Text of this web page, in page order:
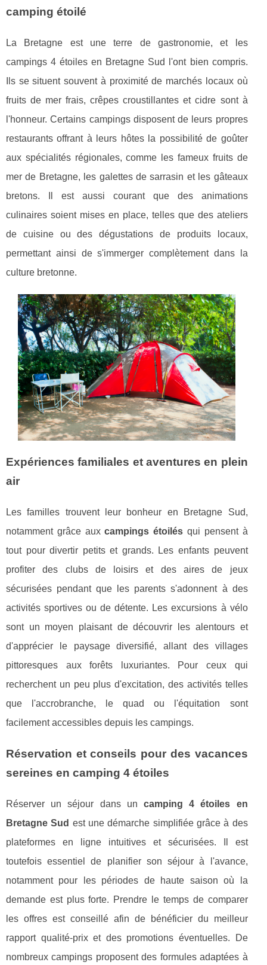
camping étoilé
La Bretagne est une terre de gastronomie, et les
campings 4 étoiles en Bretagne Sud l'ont bien compris.
Ils se situent souvent à proximité de marchés locaux où
fruits de mer frais, crêpes croustillantes et cidre sont à
l'honneur. Certains campings disposent de leurs propres
restaurants offrant à leurs hôtes la possibilité de goûter
aux spécialités régionales, comme les fameux fruits de
mer de Bretagne, les galettes de sarrasin et les gâteaux
bretons. Il est aussi courant que des animations
culinaires soient mises en place, telles que des ateliers
de cuisine ou des dégustations de produits locaux,
permettant ainsi de s'immerger complètement dans la
culture bretonne.
Expériences familiales et aventures en plein
air
Les familles trouvent leur bonheur en Bretagne Sud,
notamment grâce auxcampings étoilés qui pensent à
tout pour divertir petits et grands. Les enfants peuvent
profiter des clubs de loisirs et des aires de jeux
sécurisées pendant que les parents s'adonnent à des
activités sportives ou de détente. Les excursions à vélo
sont un moyen plaisant de découvrir les alentours et
d'apprécier le paysage diversifié, allant des villages
pittoresques aux forêts luxuriantes. Pour ceux qui
recherchent un peu plus d'excitation, des activités telles
que l'accrobranche, le quad ou l'équitation sont
facilement accessibles depuis les campings.
Réservation et conseils pour des vacances
sereines en camping 4 étoiles
Réserver un séjour dans un camping 4 étoiles en
Bretagne Sud est une démarche simplifiée grâce à des
plateformes en ligne intuitives et sécurisées. Il est
toutefois essentiel de planifier son séjour à l'avance,
notamment pour les périodes de haute saison où la
demande est plus forte. Prendre le temps de comparer
les offres est conseillé afin de bénéficier du meilleur
rapport qualité-prix et des promotions éventuelles. De
nombreux campings proposent des formules adaptées à